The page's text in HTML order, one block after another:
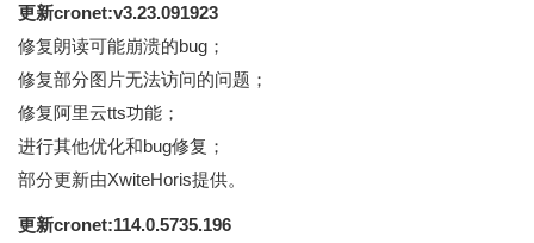
更新cronet:v3.23.091923
修复朗读可能崩溃的bug；
修复部分图片无法访问的问题；
修复阿里云tts功能；
进行其他优化和bug修复；
部分更新由XwiteHoris提供。
更新cronet:114.0.5735.196